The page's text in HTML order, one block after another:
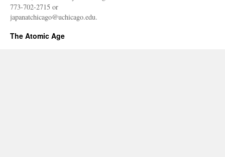
773-702-2715 or
japanatchicago@uchicago.edu.
The Atomic Age